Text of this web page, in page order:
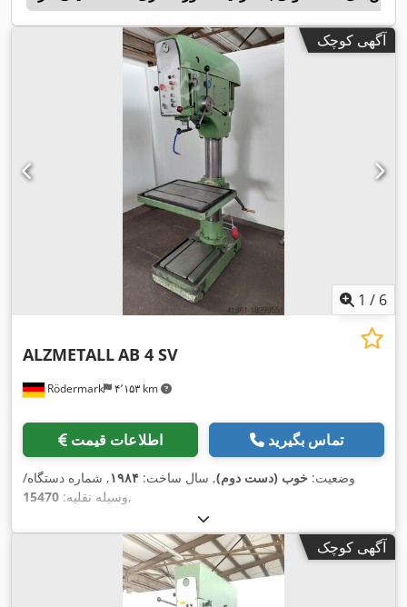
آگهی کوچک
1 / 6
Rödermark ۴٬۱۵۳ km
ALZMETALLAB 4 SV
اطلاعات قیمت تماس بگیرید
وضعیت: خوب (دست دوم), سال ساخت: ۱۹۸۴, شماره دستگاه/
وسیله نقلیه: 15470 ,
آگهی کوچک